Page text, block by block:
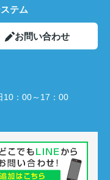
テム
お問い合わせ
：00～17：00